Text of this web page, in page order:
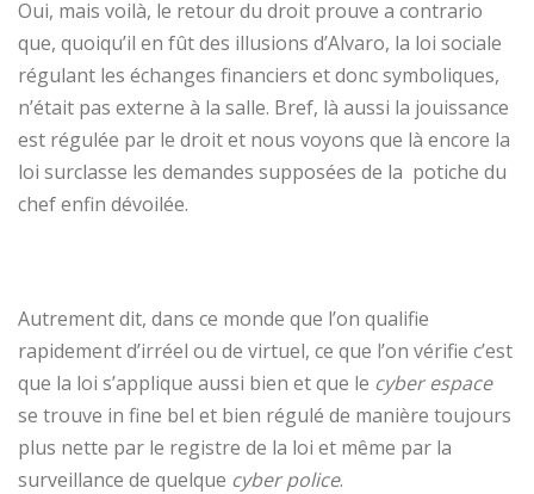
Oui, mais voilà, le retour du droit prouve a contrario
que, quoiqu’il en fût des illusions d’Alvaro, la loi sociale
régulant les échanges financiers et donc symboliques,
n’était pas externe à la salle. Bref, là aussi la jouissance
est régulée par le droit et nous voyons que là encore la
loi surclasse les demandes supposées de la potiche du
chef enfin dévoilée.
Autrement dit, dans ce monde que l’on qualifie
rapidement d’irréel ou de virtuel, ce que l’on vérifie c’est
que la loi s’applique aussi bien et que le cyber espace
se trouve in fine bel et bien régulé de manière toujours
plus nette par le registre de la loi et même par la
surveillance de quelque cyber police.